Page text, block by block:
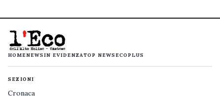
HOMENEWS IN EVIDENZATOP NEWS ECOPLUS
SEZIONI
Cronaca